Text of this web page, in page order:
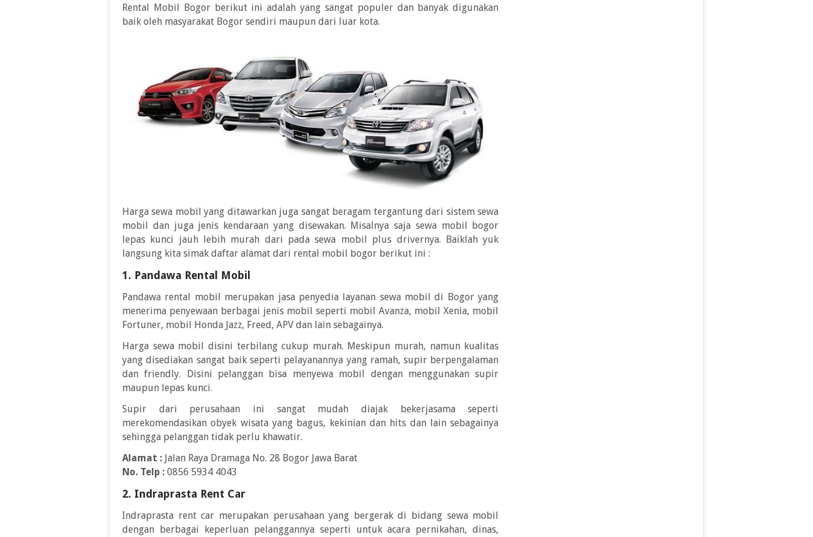
Rental Mobil Bogor berikut ini adalah yang sangat populer dan banyak digunakan
baik oleh masyarakat Bogor sendiri maupun dari luar kota.
Harga sewa mobil yang ditawarkan juga sangat beragam tergantung dari sistem sewa
mobil dan juga jenis kendaraan yang disewakan. Misalnya saja sewa mobil bogor
lepas kunci jauh lebih murah dari pada sewa mobil plus drivernya. Baiklah yuk
langsung kita simak daftar alamat dari rental mobil bogor berikut ini :
1. Pandawa Rental Mobil
Pandawa rental mobil merupakan jasa penyedia layanan sewa mobil di Bogor yang
menerima penyewaan berbagai jenis mobil seperti mobil Avanza, mobil Xenia, mobil
Fortuner, mobil Honda Jazz, Freed, APV dan lain sebagainya.
Harga sewa mobil disini terbilang cukup murah. Meskipun murah, namun kualitas
yang disediakan sangat baik seperti pelayanannya yang ramah, supir berpengalaman
dan friendly. Disini pelanggan bisa menyewa mobil dengan menggunakan supir
maupun lepas kunci.
Supir dari perusahaan ini sangat mudah diajak bekerjasama seperti
merekomendasikan obyek wisata yang bagus, kekinian dan hits dan lain sebagainya
sehingga pelanggan tidak perlu khawatir.
Alamat : Jalan Raya Dramaga No. 28 Bogor Jawa Barat
No. Telp : 0856 5934 4043
2. Indraprasta Rent Car
Indraprasta rent car merupakan perusahaan yang bergerak di bidang sewa mobil
dengan berbagai keperluan pelanggannya seperti untuk acara pernikahan, dinas,